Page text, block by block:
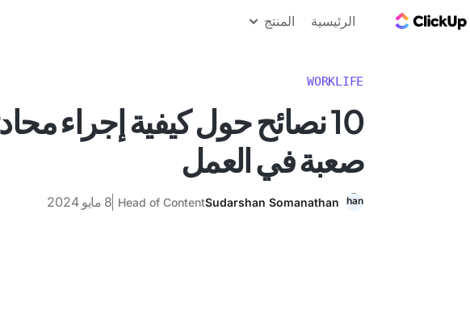
الرئيسية المنتج
WORKLIFE
10 نصائح حول كيفية إجراء
صعبة في العمل
Sudarshan Somanathan
Head of Content 8 مايو 2024